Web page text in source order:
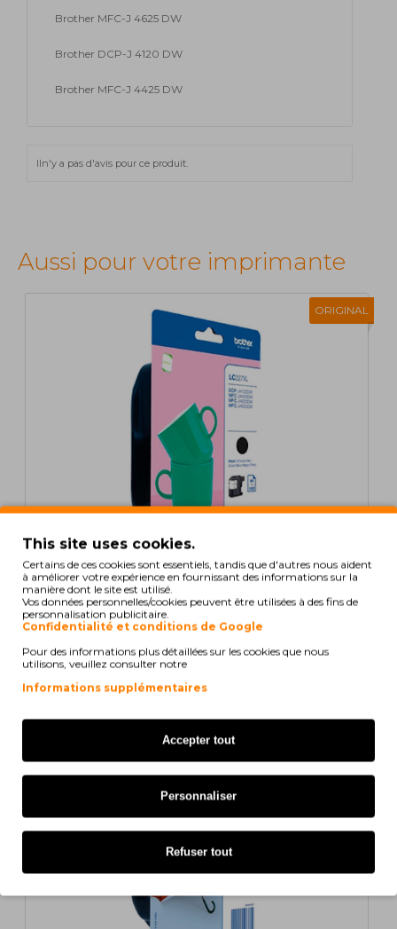
Brother MFC-J 4625 DW
Brother DCP-J 4120 DW
Brother MFC-J 4425 DW
Iln'y a pas d'avis pour ce produit.
Aussi pour votre imprimante
ORIGINAL
Cartouche Original Brother LC-227 XLB K Noir 25ml
~ 1.200 Pages
s/ TVA: 30,79€
This site uses cookies.
Certains de ces cookies sont essentiels, tandis que d'autres nous aident
à améliorer votre expérience en fournissant des informations sur la
manière dont le site est utilisé.
Vos données personnelles/cookies peuvent être utilisées à des fins de
personnalisation publicitaire.
Confidentialité et conditions de Google
Pour des informations plus détaillées sur les cookies que nous
utilisons, veuillez consulter notre
Informations supplémentaires
Accepter tout
Personnaliser
Refuser tout